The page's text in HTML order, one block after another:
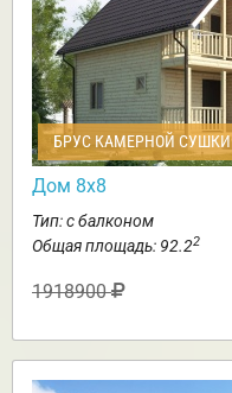
БРУС КАМЕРНОЙ СУШКИ
Дом 8х8
Тип: с балконом
Общая площадь: 92.22
1918900